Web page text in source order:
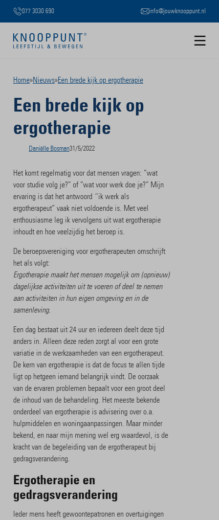
077 3030 690 info@jouwknooppunt.nl
Slide 2 of 3.
Home»Nieuws»Een brede kijk op ergotherapie
Een brede kijk op
ergotherapie
Daniëlle Bosman31/5/2022
Het komt regelmatig voor dat mensen vragen: ”wat
voor studie volg je?” of ”wat voor werk doe je?” Mijn
ervaring is dat het antwoord ´’ik werk als
ergotherapeut” vaak niet voldoende is. Met veel
enthousiasme leg ik vervolgens uit wat ergotherapie
inhoudt en hoe veelzijdig het beroep is.
De beroepsvereniging voor ergotherapeuten omschrijft
het als volgt:
Ergotherapie maakt het mensen mogelijk om (opnieuw)
dagelijkse activiteiten uit te voeren of deel te nemen
aan activiteiten in hun eigen omgeving en in de
samenleving.
Een dag bestaat uit 24 uur en iedereen deelt deze tijd
anders in. Alleen deze reden zorgt al voor een grote
variatie in de werkzaamheden van een ergotherapeut.
De kern van ergotherapie is dat de focus te allen tijde
ligt op hetgeen iemand belangrijk vindt. De oorzaak
van de ervaren problemen bepaalt voor een groot deel
de inhoud van de behandeling. Het meeste bekende
onderdeel van ergotherapie is advisering over o.a.
hulpmiddelen en woningaanpassingen. Maar minder
bekend, en naar mijn mening wel erg waardevol, is de
kracht van de begeleiding van de ergotherapeut bij
gedragsverandering.
Ergotherapie en
gedragsverandering
Ieder mens heeft gewoontepatronen en overtuigingen